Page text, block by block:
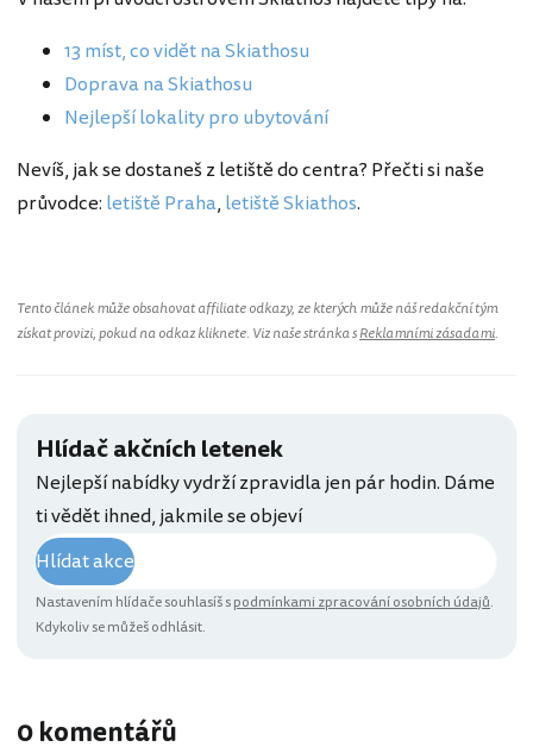
13 míst, co vidět na Skiathosu
Doprava na Skiathosu
Nejlepší lokality pro ubytování
Nevíš, jak se dostaneš z letiště do centra? Přečti si naše
průvodce: letiště Praha, letiště Skiathos.
Tento článek může obsahovat affiliate odkazy, ze kterých může náš redakční tým
získat provizi, pokud na odkaz kliknete. Viz naše stránka sReklamními zásadami.
Hlídač akčních letenek
Nejlepší nabídky vydrží zpravidla jen pár hodin. Dáme
ti vědět ihned, jakmile se objeví
Hlídat akce
Nastavením hlídače souhlasíš spodmínkami zpracování osobních údajů.
Kdykoliv se můžeš odhlásit.
0 komentářů